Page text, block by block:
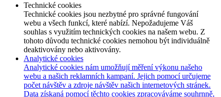
Technické cookies
Technické cookies jsou nezbytné pro správné fungování
webu a všech funkcí, které nabízí. Nepožadujeme Váš
souhlas s využitím technických cookies na našem webu. Z
tohoto důvodu technické cookies nemohou být individuálně
deaktivovány nebo aktivovány.
Analytické cookies
Analytické cookies nám umožňují měření výkonu našeho
webu a našich reklamních kampaní. Jejich pomocí určujeme
počet návštěv a zdroje návštěv našich internetových stránek.
Data získaná pomocí těchto cookies zpracováváme souhrnně,